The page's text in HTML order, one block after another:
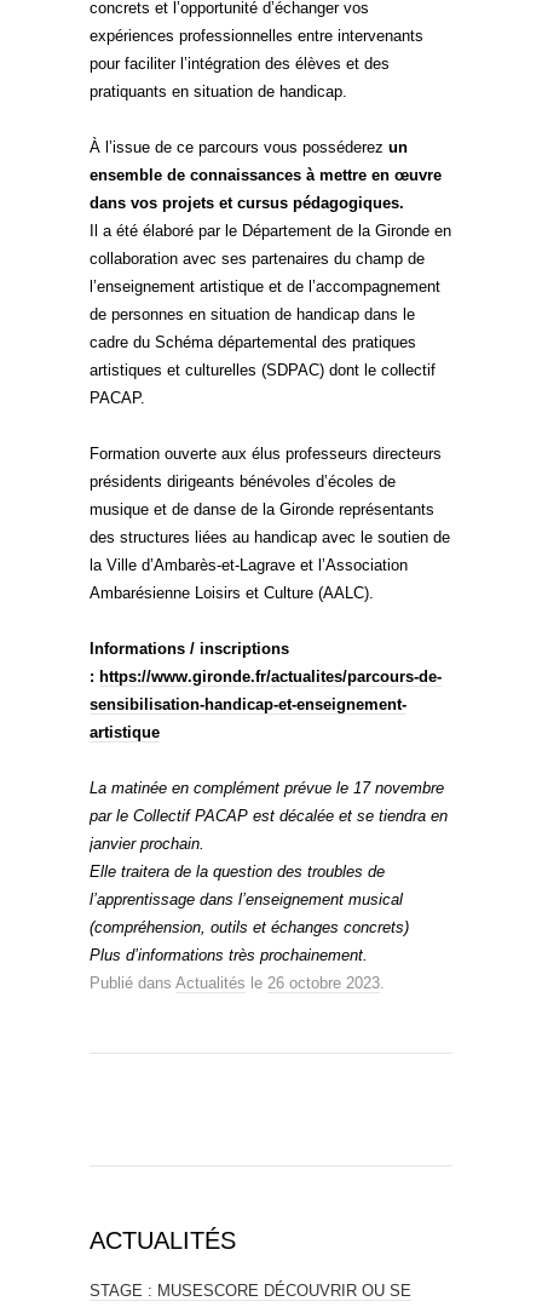
concrets et l’opportunité d’échanger vos
expériences professionnelles entre intervenants
pour faciliter l’intégration des élèves et des
pratiquants en situation de handicap.
À l’issue de ce parcours vous posséderez un
ensemble de connaissances à mettre en œuvre
dans vos projets et cursus pédagogiques.
Il a été élaboré par le Département de la Gironde en
collaboration avec ses partenaires du champ de
l’enseignement artistique et de l’accompagnement
de personnes en situation de handicap dans le
cadre du Schéma départemental des pratiques
artistiques et culturelles (SDPAC) dont le collectif
PACAP.
Formation ouverte aux élus professeurs directeurs
présidents dirigeants bénévoles d’écoles de
musique et de danse de la Gironde représentants
des structures liées au handicap avec le soutien de
la Ville d’Ambarès-et-Lagrave et l’Association
Ambarésienne Loisirs et Culture (AALC).
Informations / inscriptions
: https://www.gironde.fr/actualites/parcours-de-
sensibilisation-handicap-et-enseignement-
artistique
La matinée en complément prévue le 17 novembre
par le Collectif PACAP est décalée et se tiendra en
janvier prochain.
Elle traitera de la question des troubles de
l’apprentissage dans l’enseignement musical
(compréhension, outils et échanges concrets)
Plus d’informations très prochainement.
Publié dans Actualités le 26 octobre 2023.
ACTUALITÉS
STAGE : MUSESCORE DÉCOUVRIR OU SE